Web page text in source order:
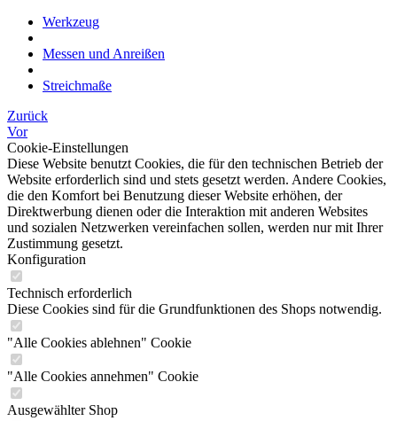
Werkzeug
Messen und Anreißen
Streichmaße
Zurück
Vor
Cookie-Einstellungen
Diese Website benutzt Cookies, die für den technischen Betrieb der
Website erforderlich sind und stets gesetzt werden. Andere Cookies,
die den Komfort bei Benutzung dieser Website erhöhen, der
Direktwerbung dienen oder die Interaktion mit anderen Websites
und sozialen Netzwerken vereinfachen sollen, werden nur mit Ihrer
Zustimmung gesetzt.
Konfiguration
Technisch erforderlich
Diese Cookies sind für die Grundfunktionen des Shops notwendig.
"Alle Cookies ablehnen" Cookie
"Alle Cookies annehmen" Cookie
Ausgewählter Shop